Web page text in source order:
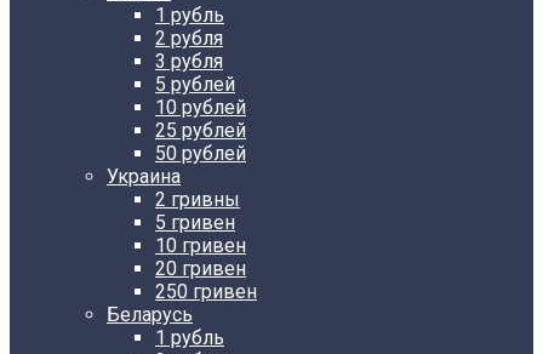
1 рубль
2 рубля
3 рубля
5 рублей
10 рублей
25 рублей
50 рублей
Украина
2 гривны
5 гривен
10 гривен
20 гривен
250 гривен
Беларусь
1 рубль